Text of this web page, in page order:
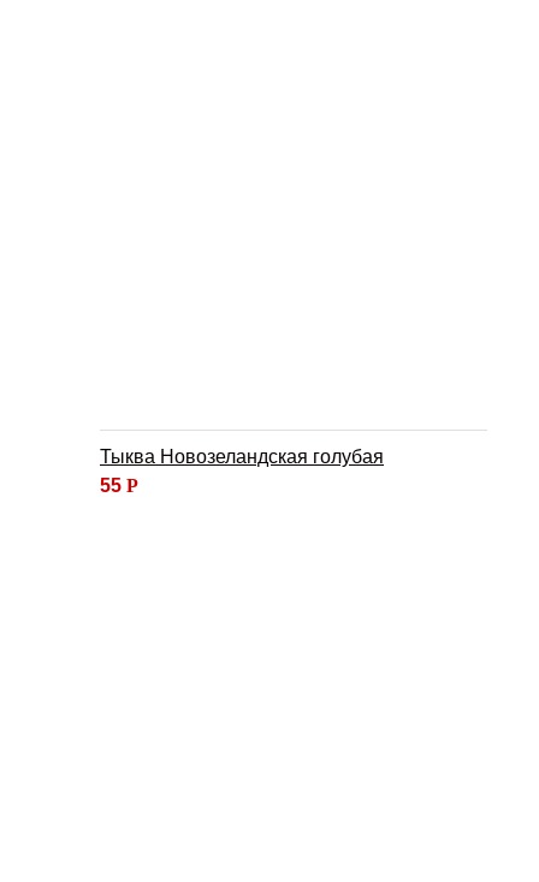
Тыква Новозеландская голубая
55 Р